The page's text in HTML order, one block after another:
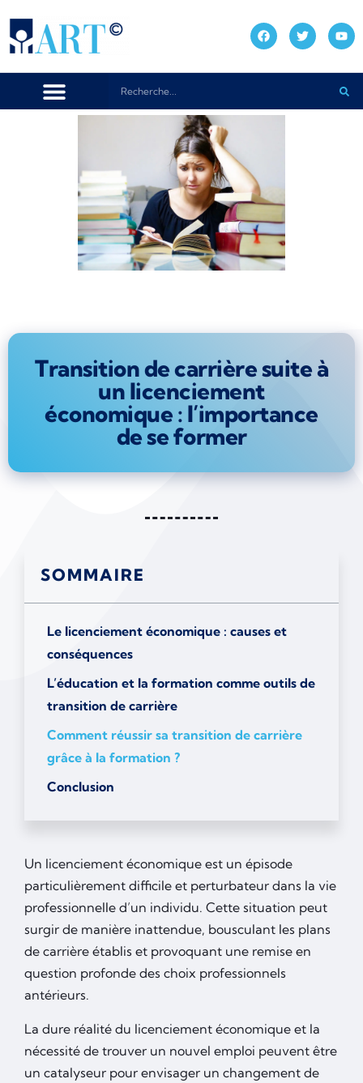
Transition de carrière suite à
un licenciement
économique : l’importance
de se former
SOMMAIRE
Le licenciement économique : causes et
conséquences
L’éducation et la formation comme outils de
transition de carrière
Comment réussir sa transition de carrière
grâce à la formation ?
Conclusion
Un licenciement économique est un épisode
particulièrement difficile et perturbateur dans la vie
professionnelle d’un individu. Cette situation peut
surgir de manière inattendue, bousculant les plans
de carrière établis et provoquant une remise en
question profonde des choix professionnels
antérieurs.
La dure réalité du licenciement économique et la
nécessité de trouver un nouvel emploi peuvent être
un catalyseur pour envisager un changement de